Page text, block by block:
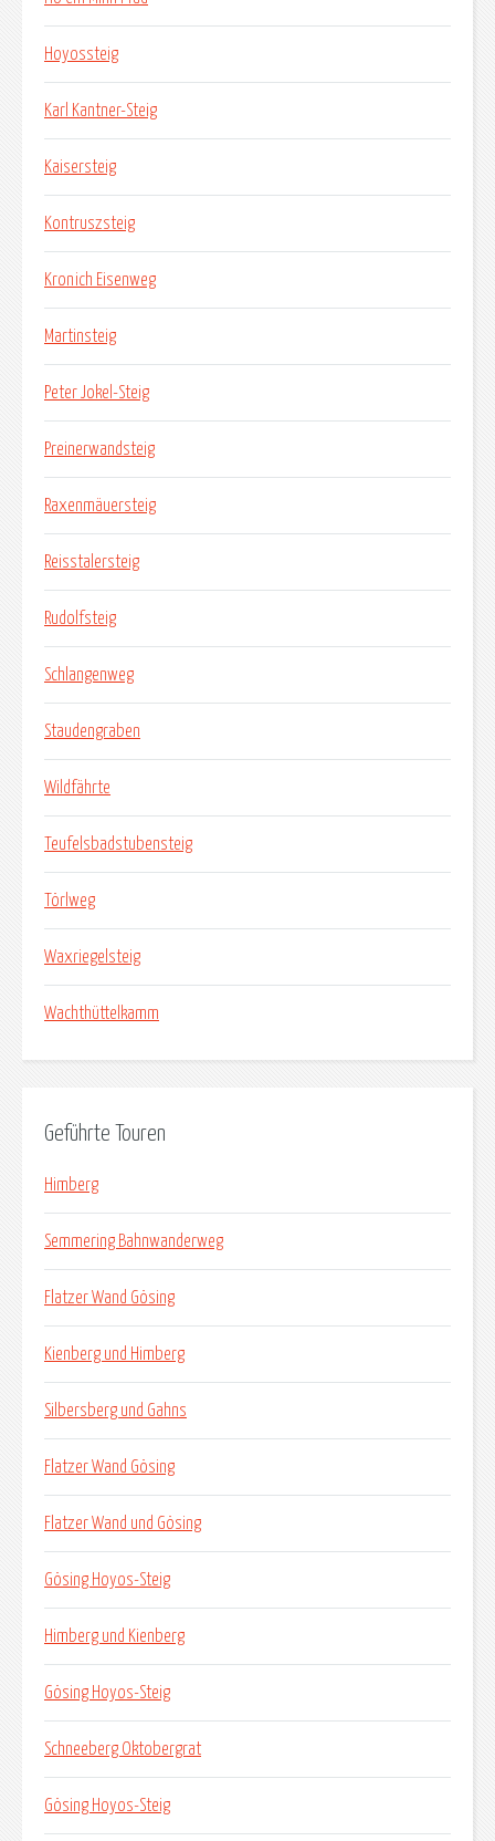
Hoyossteig
Karl Kantner-Steig
Kaisersteig
Kontruszsteig
Kronich Eisenweg
Martinsteig
Peter Jokel-Steig
Preinerwandsteig
Raxenmäuersteig
Reisstalersteig
Rudolfsteig
Schlangenweg
Staudengraben
Wildfährte
Teufelsbadstubensteig
Törlweg
Waxriegelsteig
Wachthüttelkamm
Geführte Touren
Himberg
Semmering Bahnwanderweg
Flatzer Wand Gösing
Kienberg und Himberg
Silbersberg und Gahns
Flatzer Wand Gösing
Flatzer Wand und Gösing
Gösing Hoyos-Steig
Himberg und Kienberg
Gösing Hoyos-Steig
Schneeberg Oktobergrat
Gösing Hoyos-Steig